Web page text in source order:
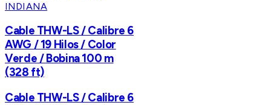
INDIANA
Cable THW-LS / Calibre 6
AWG / 19 Hilos / Color
Verde / Bobina 100 m
(328 ft)
Cable THW-LS / Calibre 6